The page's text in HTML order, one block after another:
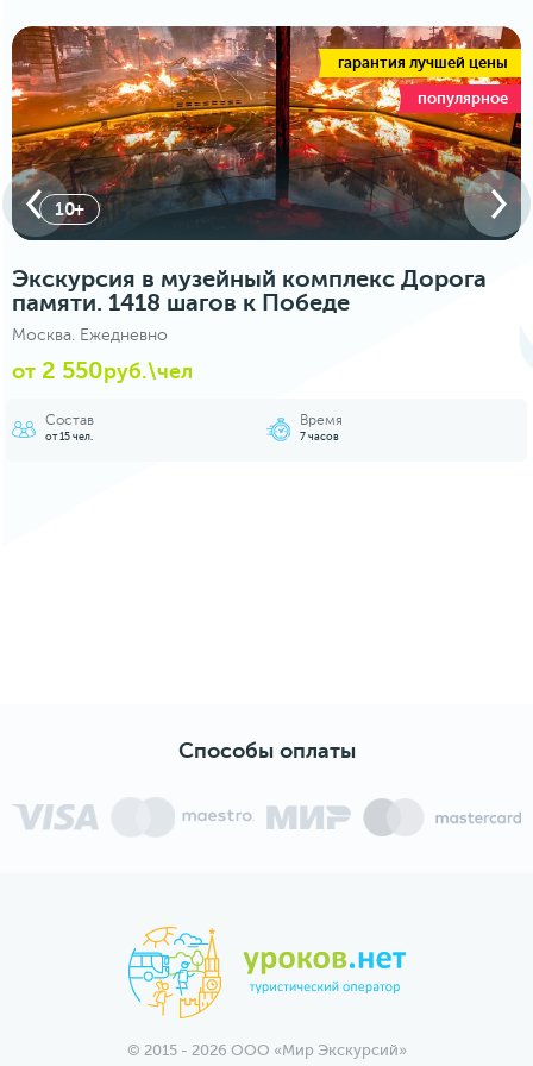
гарантия лучшей цены
популярное
5+
Экскурсия в Музей Победы «Подвиг
народа»
Москва. Ежедневно
от 2 100руб.\чел
Состав
от 15 чел.
Время
4 часа
Способы оплаты
© 2015 - 2026 ООО «Мир Экскурсий»